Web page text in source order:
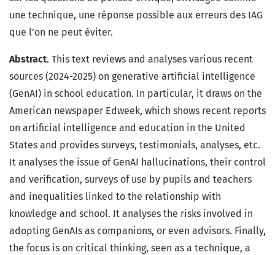
une technique, une réponse possible aux erreurs des IAG
que l’on ne peut éviter.
Abstract. This text reviews and analyses various recent
sources (2024-2025) on generative artificial intelligence
(GenAI) in school education. In particular, it draws on the
American newspaper Edweek, which shows recent reports
on artificial intelligence and education in the United
States and provides surveys, testimonials, analyses, etc.
It analyses the issue of GenAI hallucinations, their control
and verification, surveys of use by pupils and teachers
and inequalities linked to the relationship with
knowledge and school. It analyses the risks involved in
adopting GenAIs as companions, or even advisors. Finally,
the focus is on critical thinking, seen as a technique, a